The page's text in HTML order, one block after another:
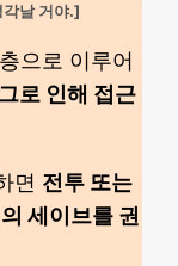
날 거야.]
으로 이루어
로 인해 접근
면 전투 또는
세이브를 권